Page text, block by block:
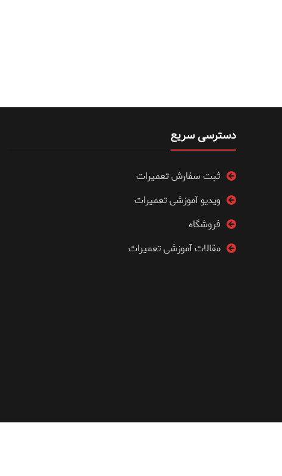
دسترسی سریع
ثبت سفارش تعمیرات
ویدیو آموزشی تعمیرات
فروشگاه
مقالات آموزشی تعمیرات